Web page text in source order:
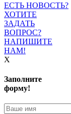
ЕСТЬ НОВОСТЬ?
ХОТИТЕ
ЗАДАТЬ
ВОПРОС?
НАПИШИТЕ
НАМ!
X
Заполните
форму!